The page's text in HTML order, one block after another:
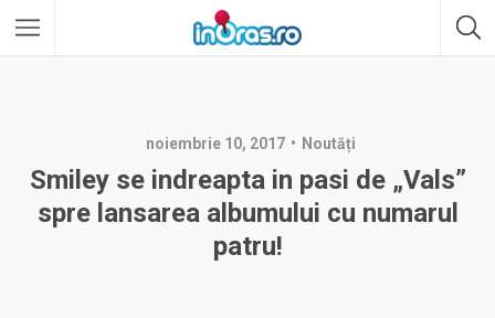
noiembrie 10, 2017 Noutăți
Smiley se indreapta in pasi de „Vals”
spre lansarea albumului cu numarul
patru!